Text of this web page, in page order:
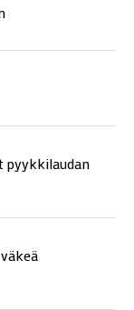
pyykkilaudan